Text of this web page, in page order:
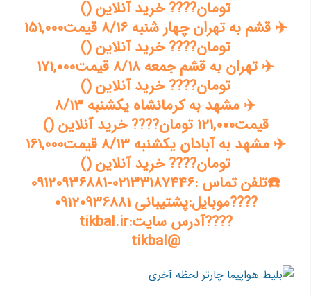
تومان???? خرید آنلاین ()
✈️ قشم به تهران چهار شنبه 8/16 قیمت151,000
تومان???? خرید آنلاین ()
✈️ تهران به قشم جمعه 8/18 قیمت171,000
تومان???? خرید آنلاین ()
✈️ مشهد به کرمانشاه یکشنبه 8/13
قیمت121,000 تومان???? خرید آنلاین ()
✈️ مشهد به آبادان یکشنبه 8/13 قیمت161,000
تومان???? خرید آنلاین ()
☎️تلفن تماس :02133187446-09120936881
????موبایل:پشتیبانی 09120936881
????آدرس سایت:tikbal.ir
@tikbal